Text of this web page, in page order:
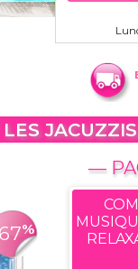
JACUZZIS
%
—